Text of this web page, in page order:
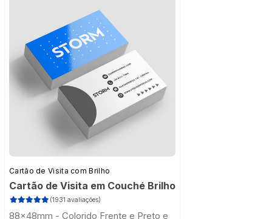
Cartão de Visita com Brilho
Cartão de Visita em Couché Brilho
(1931 avaliações)
88x48mm - Colorido Frente e Preto e